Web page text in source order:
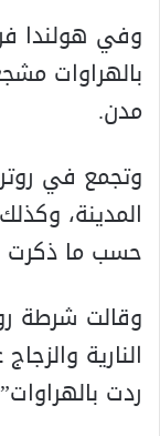
وفي هولندا
بالهراوات
مدن.
المدينة،
حسب ما ذكرت
وقالت شرطة
النارية
ردت